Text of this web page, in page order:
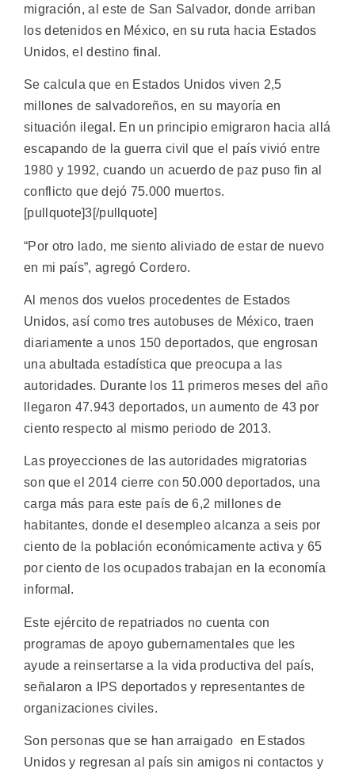
migración, al este de San Salvador, donde arriban
los detenidos en México, en su ruta hacia Estados
Unidos, el destino final.
Se calcula que en Estados Unidos viven 2,5
millones de salvadoreños, en su mayoría en
situación ilegal. En un principio emigraron hacia allá
escapando de la guerra civil que el país vivió entre
1980 y 1992, cuando un acuerdo de paz puso fin al
conflicto que dejó 75.000 muertos.
[pullquote]3[/pullquote]
“Por otro lado, me siento aliviado de estar de nuevo
en mi país”, agregó Cordero.
Al menos dos vuelos procedentes de Estados
Unidos, así como tres autobuses de México, traen
diariamente a unos 150 deportados, que engrosan
una abultada estadística que preocupa a las
autoridades. Durante los 11 primeros meses del año
llegaron 47.943 deportados, un aumento de 43 por
ciento respecto al mismo periodo de 2013.
Las proyecciones de las autoridades migratorias
son que el 2014 cierre con 50.000 deportados, una
carga más para este país de 6,2 millones de
habitantes, donde el desempleo alcanza a seis por
ciento de la población económicamente activa y 65
por ciento de los ocupados trabajan en la economía
informal.
Este ejército de repatriados no cuenta con
programas de apoyo gubernamentales que les
ayude a reinsertarse a la vida productiva del país,
señalaron a IPS deportados y representantes de
organizaciones civiles.
Son personas que se han arraigado en Estados
Unidos y regresan al país sin amigos ni contactos y